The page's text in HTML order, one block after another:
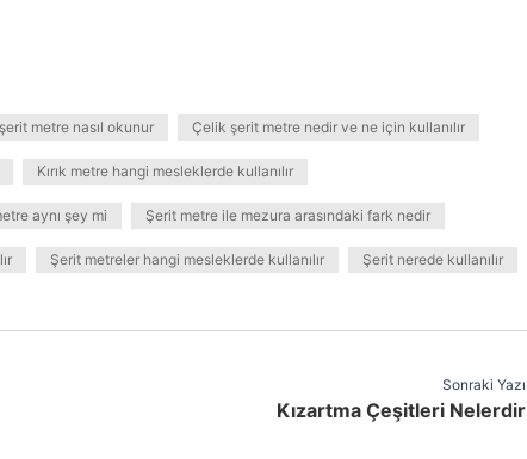
metre nasıl okunur Çelik şerit metre nedir ve ne için kullanılır
Kırık metre hangi mesleklerde kullanılır
aynı şey mi Şerit metre ile mezura arasındaki fark nedir
Şerit metreler hangi mesleklerde kullanılır Şerit nerede kullanılır
Sonraki Yazı
Kızartma Çeşitleri Nelerdir